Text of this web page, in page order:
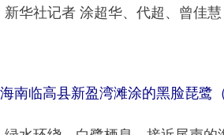
社记者 涂超华、代超、曾佳慧
海南临高县新盈湾滩涂的黑脸琵鹭